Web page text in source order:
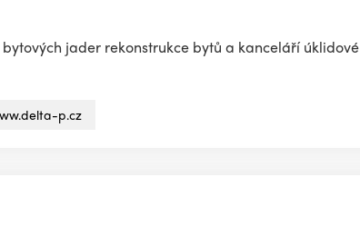
jader rekonstrukce bytů a kanceláří úklidové
p.cz